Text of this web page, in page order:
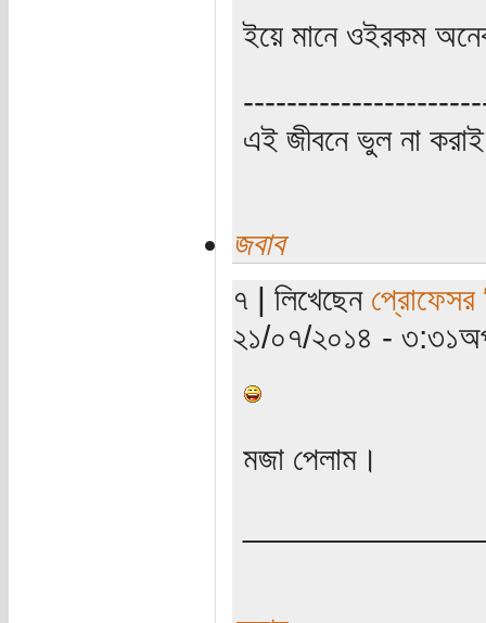
ইয়ে মানে ওইরকম
এই জীবনে ভুল না
জবাব
৭ | লিখেছেন প্রোফেসর
২১/০৭/২০১৪ -
মজা পেলাম।